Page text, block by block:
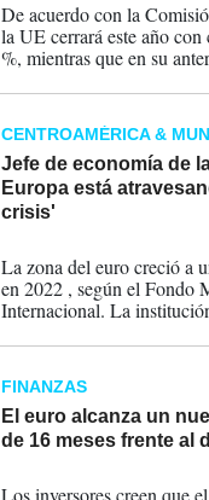
De acuerdo con la
la UE cerrará este año
%, mientras que en su
CENTROAMÉRICA &
Jefe de economía de
Europa está
crisis'
La zona del euro creció a
en 2022 , según el Fondo
Internacional. La
1,4 % en 2024.
FINANZAS
El euro alcanza un
de 16 meses frente al
Los inversores creen que